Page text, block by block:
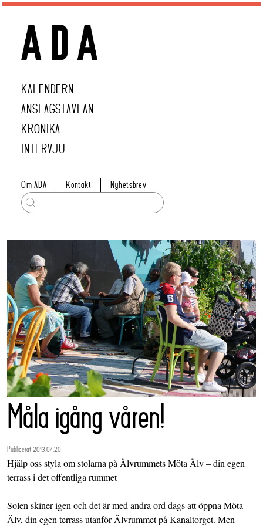
KALENDERN
ANSLAGSTAVLAN
KRÖNIKA
INTERVJU
Om ADA Kontakt Nyhetsbrev
Måla igång våren!
Publicerat 2013.04.20
Hjälp oss styla om stolarna på Älvrummets Möta Älv – din egen
terrass i det offentliga rummet
Solen skiner igen och det är med andra ord dags att öppna Möta
Älv, din egen terrass utanför Älvrummet på Kanaltorget. Men